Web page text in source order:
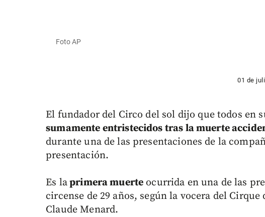
Foto AP
01 de
El fundador del Circo del sol dijo que todos en
sumamente entristecidos tras la muerte
durante una de las presentaciones de la
presentación.
Es laprimera muerte ocurrida en una de las
circense de 29 años, según la vocera del
Claude Menard.